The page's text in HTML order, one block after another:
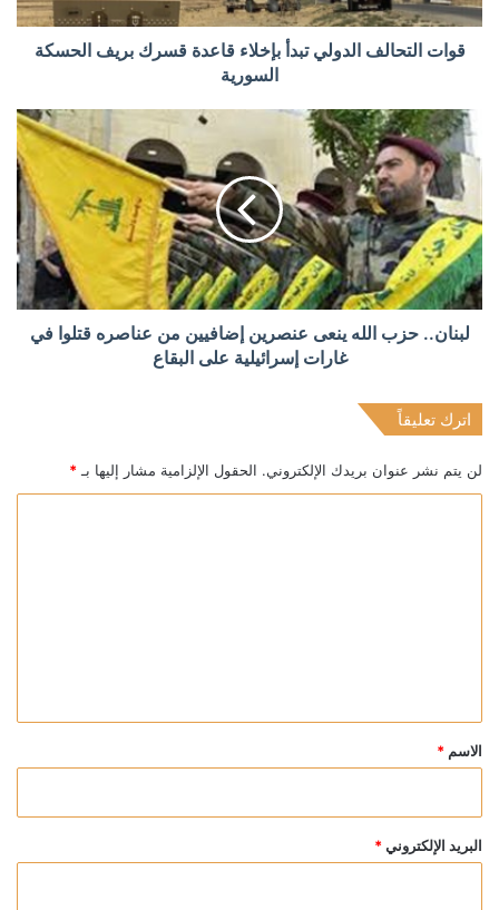
قوات التحالف الدولي تبدأ بإخلاء قاعدة قسرك بريف الحسكة
السورية
لبنان.. حزب الله ينعى عنصرين إضافيين من عناصره قتلوا في
غارات إسرائيلية على البقاع
اترك تعليقاً
لن يتم نشر عنوان بريدك الإلكتروني. الحقول الإلزامية مشار إليها بـ *
*
الاسم *
البريد الإلكتروني *